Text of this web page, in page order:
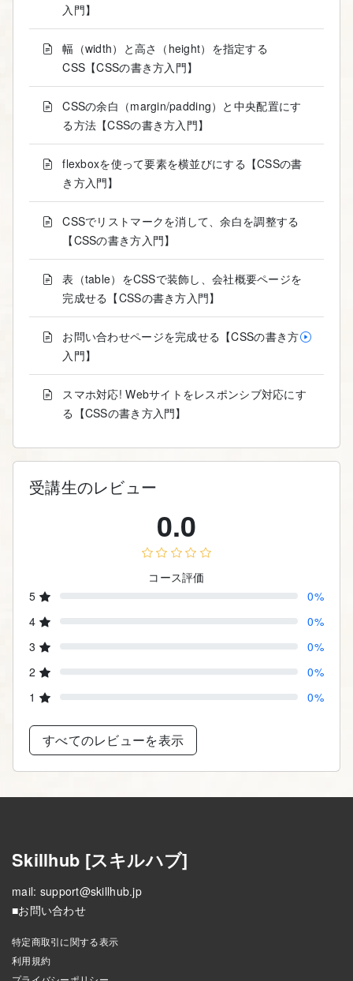
入門】
幅（width）と高さ（height）を指定する
CSS【CSSの書き方入門】
CSSの余白（margin/padding）と中央配置にす
る方法【CSSの書き方入門】
flexboxを使って要素を横並びにする【CSSの書
き方入門】
CSSでリストマークを消して、余白を調整する
【CSSの書き方入門】
表（table）をCSSで装飾し、会社概要ページを
完成せる【CSSの書き方入門】
お問い合わせページを完成せる【CSSの書き方
入門】
スマホ対応! Webサイトをレスポンシブ対応にす
る【CSSの書き方入門】
受講生のレビュー
0.0
コース評価
5
0%
4
0%
3
0%
2
0%
1
0%
すべてのレビューを表示
Skillhub [スキルハブ]
mail: support@skillhub.jp
■お問い合わせ
特定商取引に関する表示
利用規約